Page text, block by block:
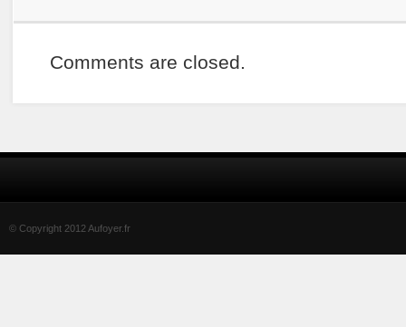
Comments are closed.
© Copyright 2012 Aufoyer.fr